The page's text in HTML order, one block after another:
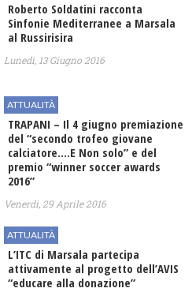
Roberto Soldatini racconta
Sinfonie Mediterranee a Marsala
al Russirisira
Lunedì, 13 Giugno 2016
ATTUALITÀ
TRAPANI – Il 4 giugno premiazione
del “secondo trofeo giovane
calciatore….E Non solo” e del
premio “winner soccer awards
2016”
Venerdì, 29 Aprile 2016
ATTUALITÀ
L’ITC di Marsala partecipa
attivamente al progetto dell’AVIS
“educare alla donazione”